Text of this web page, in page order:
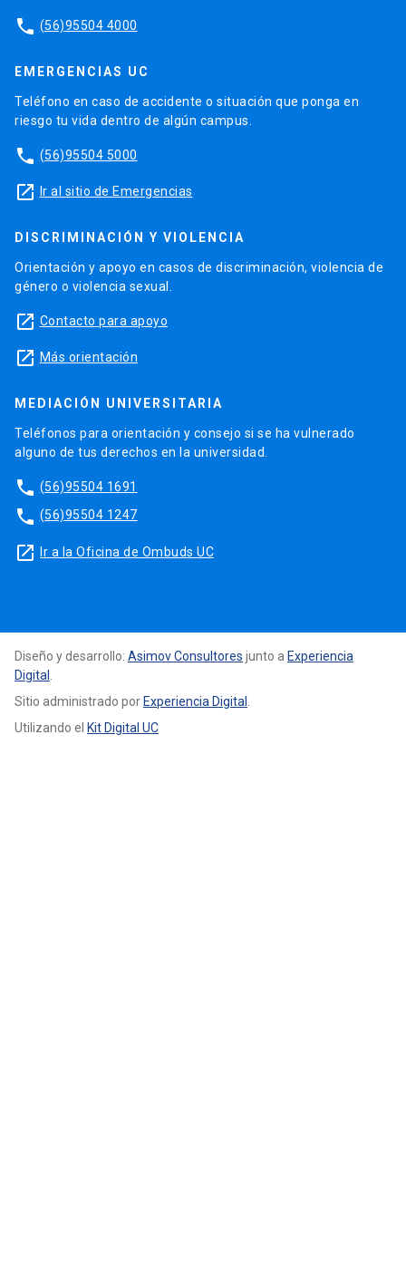
phone (56)95504 4000
EMERGENCIAS UC
Teléfono en caso de accidente o situación que ponga en
riesgo tu vida dentro de algún campus.
phone (56)95504 5000
launch Ir al sitio de Emergencias
DISCRIMINACIÓN Y VIOLENCIA
Orientación y apoyo en casos de discriminación, violencia de
género o violencia sexual.
launch Contacto para apoyo
launch Más orientación
MEDIACIÓN UNIVERSITARIA
Teléfonos para orientación y consejo si se ha vulnerado
alguno de tus derechos en la universidad.
phone (56)95504 1691
phone (56)95504 1247
launch Ir a la Oficina de Ombuds UC
Diseño y desarrollo: Asimov Consultores junto a Experiencia
Digital
Sitio administrado por Experiencia Digital
Utilizando el Kit Digital UC